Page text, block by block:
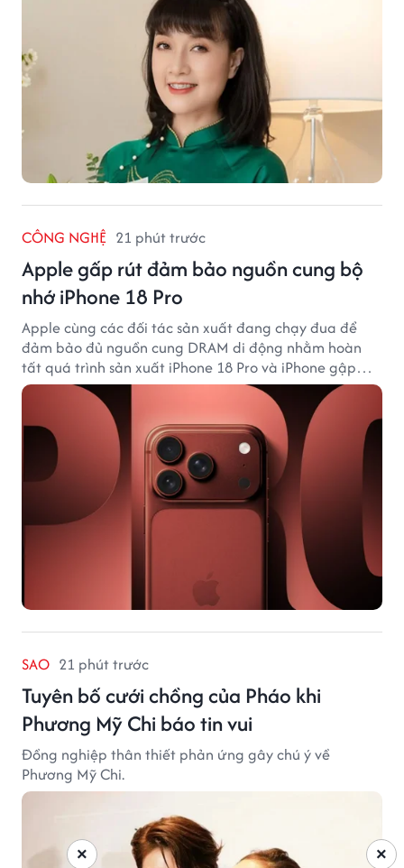
CÔNG NGHỆ 21 phút trước
Apple gấp rút đảm bảo nguồn cung bộ
nhớ iPhone 18 Pro
Apple cùng các đối tác sản xuất đang chạy đua để
đảm bảo đủ nguồn cung DRAM di động nhằm hoàn
tất quá trình sản xuất iPhone 18 Pro và iPhone gập
đầu tiên.
SAO 21 phút trước
Tuyên bố cưới chồng của Pháo khi
Phương Mỹ Chi báo tin vui
Đồng nghiệp thân thiết phản ứng gây chú ý về
Phương Mỹ Chi.
×
×